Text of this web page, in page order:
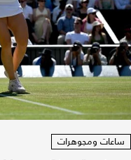
ساعات ومجوهرات